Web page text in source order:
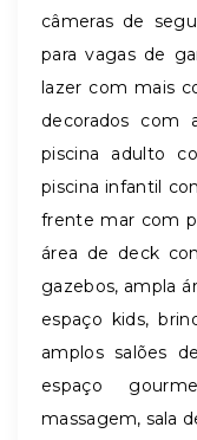
câmeras de
para vagas de
lazer com mais
decorados com
piscina adulto
piscina infantil
frente mar com
área de deck
gazebos, ampla
espaço kids,
amplos salões
espaço
massagem, sala